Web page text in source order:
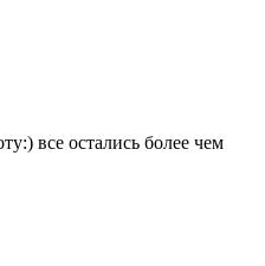
все остались более чем